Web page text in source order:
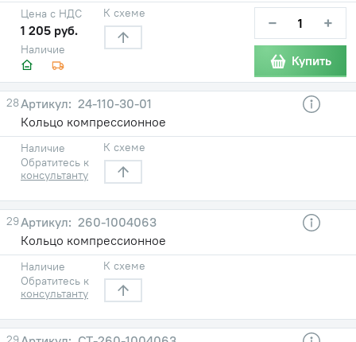
Наличие
Цена с НДС
1 205 руб.
К схеме − +
Купить
28
24-110-30-01
Кольцо компрессионное
Наличие
Обратитесь к
консультанту
К схеме
29
260-1004063
Кольцо компрессионное
Наличие
Обратитесь к
консультанту
К схеме